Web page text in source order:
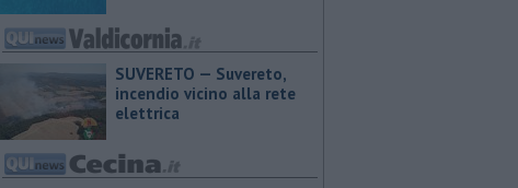
SUVERETO — Suvereto,
incendio vicino alla rete
elettrica